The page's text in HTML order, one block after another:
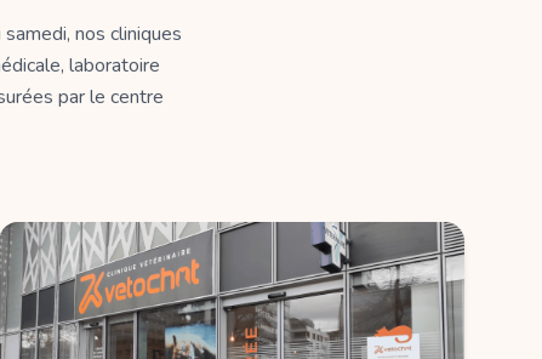
nos cliniques
laboratoire
par le centre